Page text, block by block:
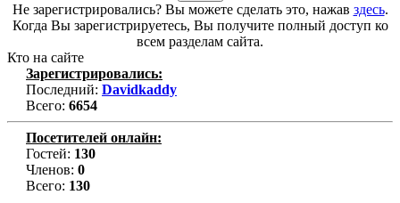
Не зарегистрировались? Вы можете сделать это, нажав здесь.
Когда Вы зарегистрируетесь, Вы получите полный доступ ко
всем разделам сайта.
Кто на сайте
Зарегистрировались:
Последний: Davidkaddy
Всего: 6654
Посетителей онлайн:
Гостей: 130
Членов: 0
Всего: 130